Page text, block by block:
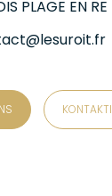
PLAGE EN RE